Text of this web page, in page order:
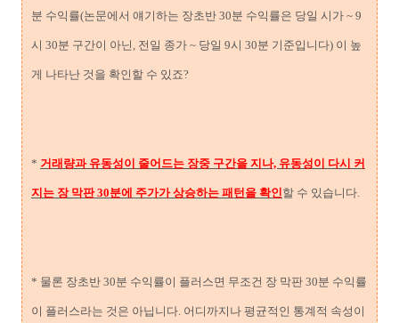
분 수익률(논문에서 얘기하는 장초반 30분 수익률은 당일 시가 ~ 9
시 30분 구간이 아닌, 전일 종가 ~ 당일 9시 30분 기준입니다) 이 높
게 나타난 것을 확인할 수 있죠?
* 거래량과 유동성이 줄어드는 장중 구간을 지나, 유동성이 다시 커
지는 장 막판 30분에 주가가 상승하는 패턴을 확인할 수 있습니다.
* 물론 장초반 30분 수익률이 플러스면 무조건 장 막판 30분 수익률
이 플러스라는 것은 아닙니다. 어디까지나 평균적인 통계적 속성이